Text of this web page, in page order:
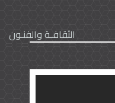
الثقافـة والفنـون